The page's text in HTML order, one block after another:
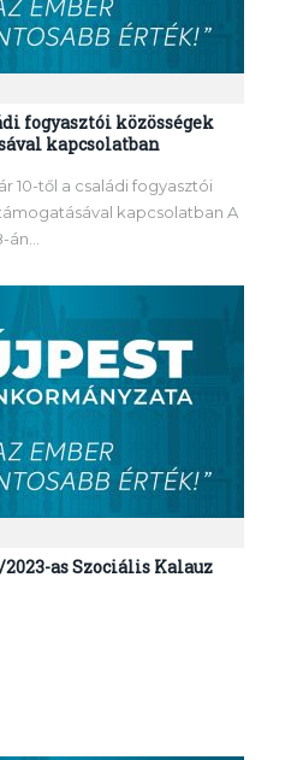
fogyasztói közösségek
kapcsolatban
10-től a családi fogyasztói
kapcsolatban A
as Szociális Kalauz